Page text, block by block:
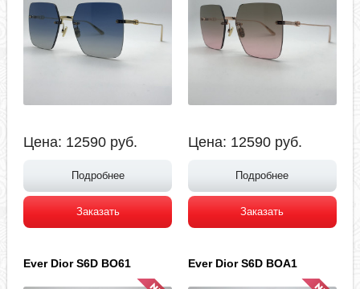
Цена: 12590 руб.
Подробнее
Заказать
Цена: 12590 руб.
Подробнее
Заказать
Ever Dior S6D BO61 Ever Dior S6D BOA1